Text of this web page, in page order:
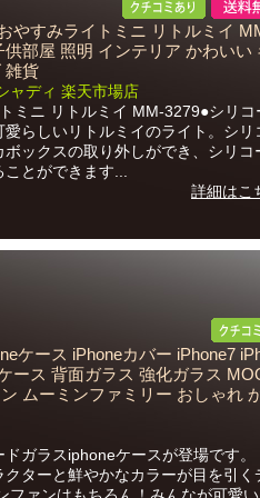
やすみライトミニ リトルミイ
供部屋 照明 インテリア かわいい
雑貨
ャディ 楽天市場店
ミニ リトルミイ MM-3279●シリコ
愛らしいリトルミイのライト。シリ
ボックスの取り外しができ、シリコ
とができます...
詳細はこ
ケース iPhoneカバー iPhone7
ース 背面ガラス 強化ガラス
ムーミンファミリー おしゃれ
ドガラスiphoneケースが登場です。
クターと鮮やかなカラーが目を引く